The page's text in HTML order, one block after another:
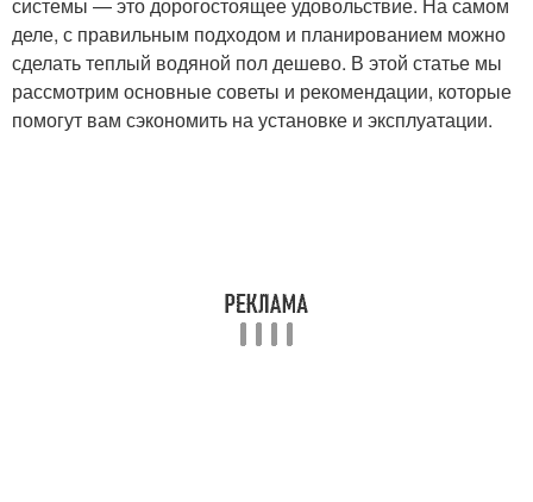
деле, с правильным подходом и планированием можно
сделать теплый водяной пол дешево. В этой статье мы
рассмотрим основные советы и рекомендации, которые
помогут вам сэкономить на установке и эксплуатации.